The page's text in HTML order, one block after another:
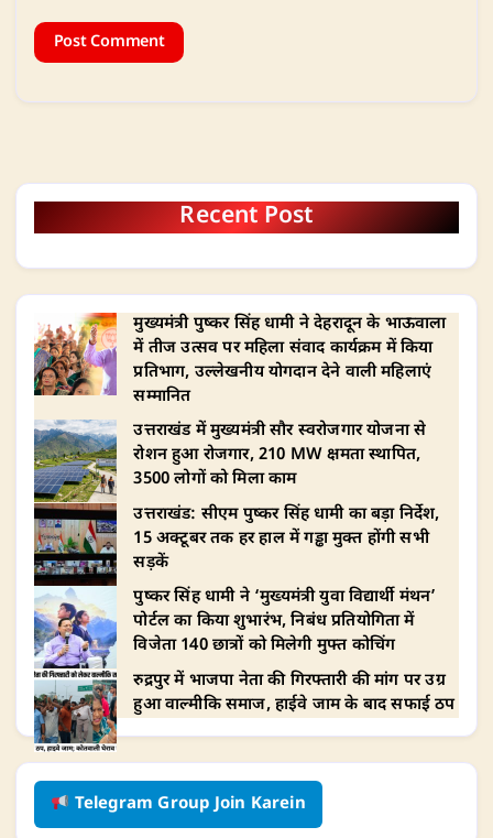
Recent Post
मुख्यमंत्री पुष्कर सिंह धामी ने देहरादून के भाऊवाला
में तीज उत्सव पर महिला संवाद कार्यक्रम में किया
प्रतिभाग, उल्लेखनीय योगदान देने वाली महिलाएं
सम्मानित
उत्तराखंड में मुख्यमंत्री सौर स्वरोजगार योजना से
रोशन हुआ रोजगार, 210 MW क्षमता स्थापित,
3500 लोगों को मिला काम
उत्तराखंड: सीएम पुष्कर सिंह धामी का बड़ा निर्देश,
15 अक्टूबर तक हर हाल में गड्ढा मुक्त होंगी सभी
सड़कें
पुष्कर सिंह धामी ने ‘मुख्यमंत्री युवा विद्यार्थी मंथन’
पोर्टल का किया शुभारंभ, निबंध प्रतियोगिता में
विजेता 140 छात्रों को मिलेगी मुफ्त कोचिंग
रुद्रपुर में भाजपा नेता की गिरफ्तारी की मांग पर उग्र
हुआ वाल्मीकि समाज, हाईवे जाम के बाद सफाई ठप
Telegram Group Join Karein